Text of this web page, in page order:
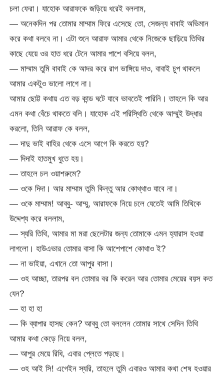
চলা ফেরা। যাহোক আরাফকে জড়িয়ে ধরেই বললাম,
— অনেকদিন পর তোমার মাম্মাম ফিরে এসেছে তো, সেজন্য বাবাই অভিমান
করে কথা বলবে না। এটা শুনে আরাফ আমার থেকে নিজেকে ছাড়িয়ে তিথির
কাছে যেয়ে ওর হাত ধরে টেনে আমার পাশে বসিয়ে বলল,
— মাম্মাম তুমি বাবাই কে আদর করে রাগ ভাঙ্গিয়ে দাও, বাবাই চুপ থাকলে
আমার একটুও ভালো লাগে না।
আমার ছোট্ট কথায় এত বড় কান্ড ঘটে যাবে ভাবতেই পারিনি। তাহলে কি আর
এমন কথা বেঁচে থাকতে বলি। যাহোক এই পরিস্থিতি থেকে আম্মুই উদ্ধার
করলো, তিনি আরাফ কে বলল,
— দাদু ভাই বাহির থেকে এসে আগে কি করতে হয়?
— দিদাই হাতমুখ ধুতে হয়।
— তাহলে চল ওয়াশরুমে?
— ওকে দিদা। আর মাম্মাম তুমি কিন্তু আর কোথ্থাও যাবে না।
— ওকে মাম্মাম! আব্বু- আম্মু, আরাফকে নিয়ে চলে যেতেই আমি তিথিকে
উদ্দেশ্য করে বললাম,
— স্যরি তিথি, আমার মা মরা ছেলেটার জন্য তোমাকে এমন হ্যারাস হওয়া
লাগলো। হাউএভার তোমার বাসা কি আশেপাশে কোথাও ই?
— না ভাইয়া, এখানে তো আপুর বাসা।
— ওহ আচ্ছা, তারপর বল তোমার বর কি করেন আর তোমার মেয়ের বয়স কত
যেন?
— হা হা হা
— কি ব্যাপার হাসছ কেন? আব্বু তো বললেন তোমার সাথে সেদিন তিথি
আমার কথা কেড়ে নিয়ে বলল,
— আপুর মেয়ে রিধি, এবার প্লেতে পড়ছে।
— ওহ আই সি! এগেইন স্যরি, তাহলে তুমি এবারও আমার কথা শেষ হওয়ার